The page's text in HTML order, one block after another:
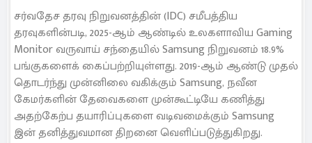
சர்வதேச தரவு நிறுவனத்தின் (IDC) சமீபத்திய
தரவுகளின்படி, 2025-ஆம் ஆண்டில் உலகளாவிய Gaming
Monitor வருவாய் சந்தையில் Samsung நிறுவனம் 18.9%
பங்குகளைக் கைப்பற்றியுள்ளது. 2019-ஆம் ஆண்டு முதல்
தொடர்ந்து முன்னிலை வகிக்கும் Samsung, நவீன
கேமர்களின் தேவைகளை முன்கூட்டியே கணித்து
அதற்கேற்ப தயாரிப்புகளை வடிவமைக்கும் Samsung
இன் தனித்துவமான திறனை வெளிப்படுத்துகிறது.